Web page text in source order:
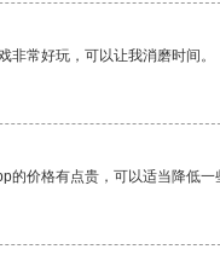
非常好玩，可以让我消磨时间。
的价格有点贵，可以适当降低一